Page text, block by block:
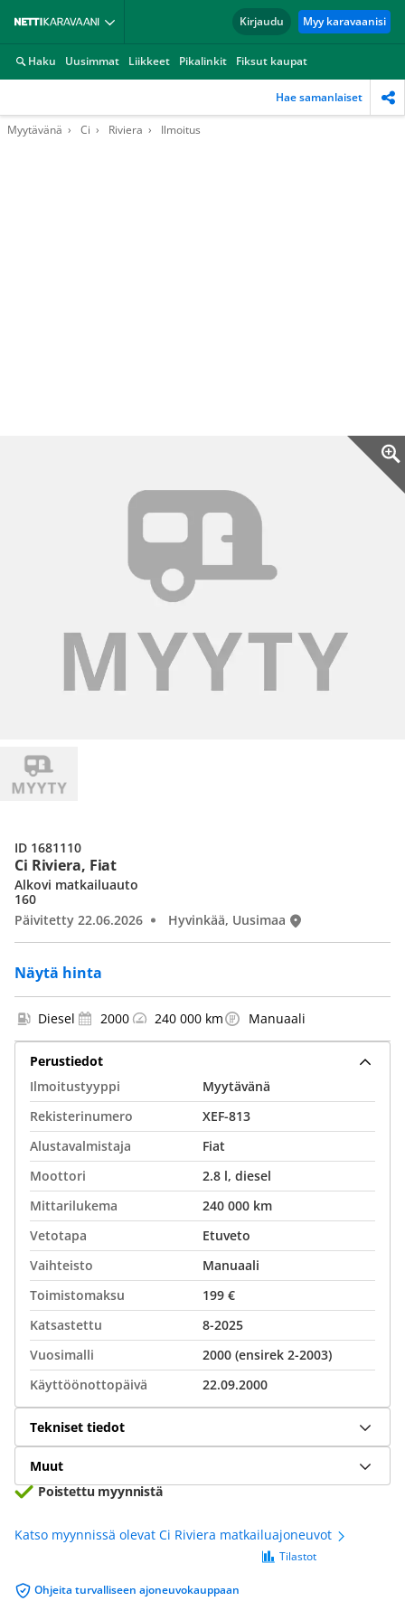
Kirjaudu Myy karavaanisi
Haku Uusimmat Liikkeet Pikalinkit Fiksut kaupat
Hae samanlaiset
Myytävänä Ci Riviera Ilmoitus
Ci Riviera, Fiat
Näytä hinta
Alkovi matkailuauto
160
Päivitetty 22.06.2026
Hyvinkää, Uusimaa
ID 1681110
Diesel 2000 240 000 km Manuaali
Perustiedot
Ilmoitustyyppi
Myytävänä
Rekisterinumero
XEF-813
Alustavalmistaja
Fiat
Moottori
2.8 l, diesel
Mittarilukema
240 000 km
Vetotapa
Etuveto
Vaihteisto
Manuaali
Toimistomaksu
199 €
Katsastettu
8-2025
Vuosimalli
2000 (ensirek 2-2003)
Käyttöönottopäivä
22.09.2000
Tekniset tiedot
Muut
Poistettu myynnistä
Katso myynnissä olevat Ci Riviera matkailuajoneuvot
Ohjeita turvalliseen ajoneuvokauppaan
Tilastot